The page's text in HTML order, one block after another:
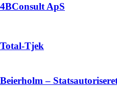
4BConsult ApS
Total-Tjek
Beierholm –